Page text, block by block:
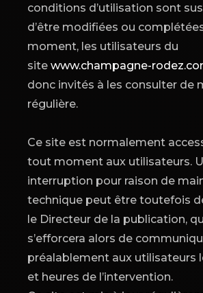
conditions d’utilisation sont
d’être modifiées ou
moment, les utilisateurs du
site www.champagne-
donc invités à les consulter de
régulière.
Ce site est normalement
tout moment aux utilisateurs.
interruption pour raison de
technique peut être toutefois
le Directeur de la publication,
s’efforcera alors de
préalablement aux utilisateurs
et heures de l’intervention.